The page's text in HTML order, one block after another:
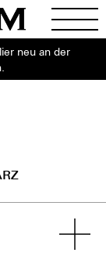
neu an der